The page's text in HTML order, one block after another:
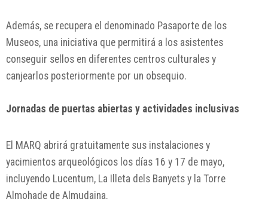
Además, se recupera el denominado Pasaporte de los
Museos, una iniciativa que permitirá a los asistentes
conseguir sellos en diferentes centros culturales y
canjearlos posteriormente por un obsequio.
Jornadas de puertas abiertas y actividades inclusivas
El MARQ abrirá gratuitamente sus instalaciones y
yacimientos arqueológicos los días 16 y 17 de mayo,
incluyendo Lucentum, La Illeta dels Banyets y la Torre
Almohade de Almudaina.